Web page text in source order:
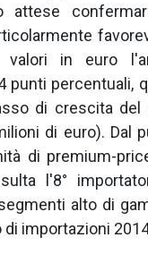
attese
valori in euro
punti percentuali,
di crescita del
di euro). Dal
di premium-
l'8°
alto di
di importazioni